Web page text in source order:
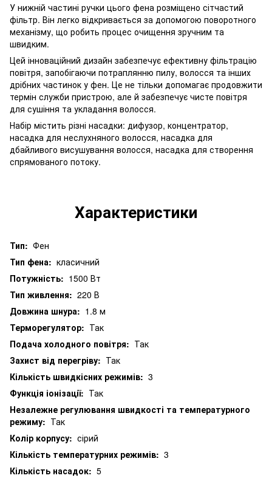
У нижній частині ручки цього фена розміщено сітчастий
фільтр. Він легко відкривається за допомогою поворотного
механізму, що робить процес очищення зручним та
швидким.
Цей інноваційний дизайн забезпечує ефективну фільтрацію
повітря, запобігаючи потраплянню пилу, волосся та інших
дрібних частинок у фен. Це не тільки допомагає продовжити
термін служби пристрою, але й забезпечує чисте повітря
для сушіння та укладання волосся.
Набір містить різні насадки: дифузор, концентратор,
насадка для неслухняного волосся, насадка для
дбайливого висушування волосся, насадка для створення
спрямованого потоку.
Характеристики
Тип: Фен
Тип фена: класичний
Потужність: 1500 Вт
Тип живлення: 220 В
Довжина шнура: 1.8 м
Терморегулятор: Так
Подача холодного повітря: Так
Захист від перегріву: Так
Кількість швидкісних режимів: 3
Функція іонізації: Так
Незалежне регулювання швидкості та температурного
режиму: Так
Колір корпусу: сірий
Кількість температурних режимів: 3
Кількість насадок: 5